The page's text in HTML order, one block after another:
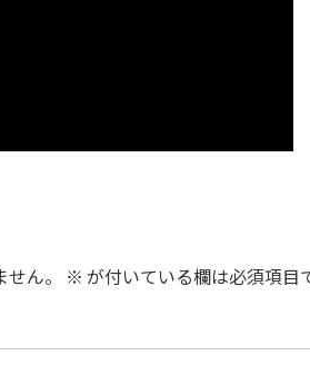
ん。 ※ が付いている欄は必須項目